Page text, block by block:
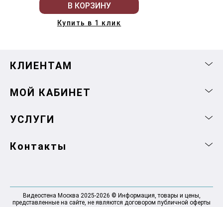
В КОРЗИНУ
Купить в 1 клик
КЛИЕНТАМ
МОЙ КАБИНЕТ
УСЛУГИ
Контакты
Видеостена Москва 2025-2026 © Информация, товары и цены,
представленные на сайте, не являются договором публичной оферты